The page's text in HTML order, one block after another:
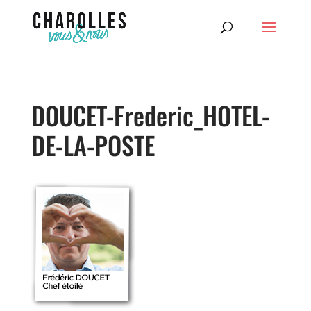
DOUCET-Frederic_HOTEL-
DE-LA-POSTE